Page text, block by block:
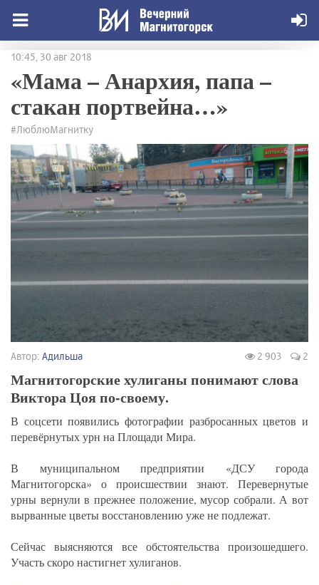
10:45, 30 авг 2018
«Мама – Анархия, папа –
стакан портвейна…»
#ЛюблюМагнитку
Автор: Адильша 2 903 2
Магнитогорские хулиганы понимают слова
Виктора Цоя по-своему.
В соцсети появились фотографии разбросанных цветов и
перевёрнутых урн на Площади Мира.
В муниципальном предприятии «ДСУ города
Магнитогорска» о происшествии знают. Перевернутые
урны вернули в прежнее положение, мусор собрали. А вот
вырванные цветы восстановлению уже не подлежат.
Сейчас выясняются все обстоятельства произошедшего.
Участь скоро настигнет хулиганов.